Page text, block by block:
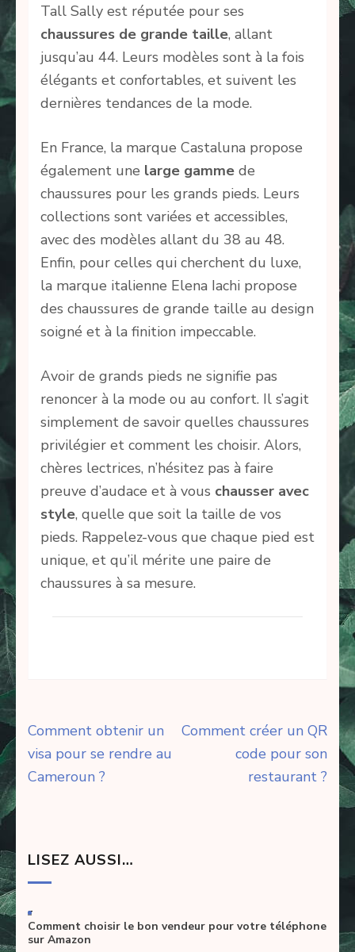
Tall Sally est réputée pour ses
chaussures de grande taille, allant
jusqu’au 44. Leurs modèles sont à la fois
élégants et confortables, et suivent les
dernières tendances de la mode.
En France, la marque Castaluna propose
également une large gamme de
chaussures pour les grands pieds. Leurs
collections sont variées et accessibles,
avec des modèles allant du 38 au 48.
Enfin, pour celles qui cherchent du luxe,
la marque italienne Elena Iachi propose
des chaussures de grande taille au design
soigné et à la finition impeccable.
Avoir de grands pieds ne signifie pas
renoncer à la mode ou au confort. Il s’agit
simplement de savoir quelles chaussures
privilégier et comment les choisir. Alors,
chères lectrices, n’hésitez pas à faire
preuve d’audace et à vous chausser avec
style, quelle que soit la taille de vos
pieds. Rappelez-vous que chaque pied est
unique, et qu’il mérite une paire de
chaussures à sa mesure.
Navigation
de
l’article
Comment obtenir un
visa pour se rendre au
Cameroun ?
Comment créer un QR
code pour son
restaurant ?
LISEZ AUSSI…
-
Comment choisir le bon vendeur pour votre téléphone
sur Amazon